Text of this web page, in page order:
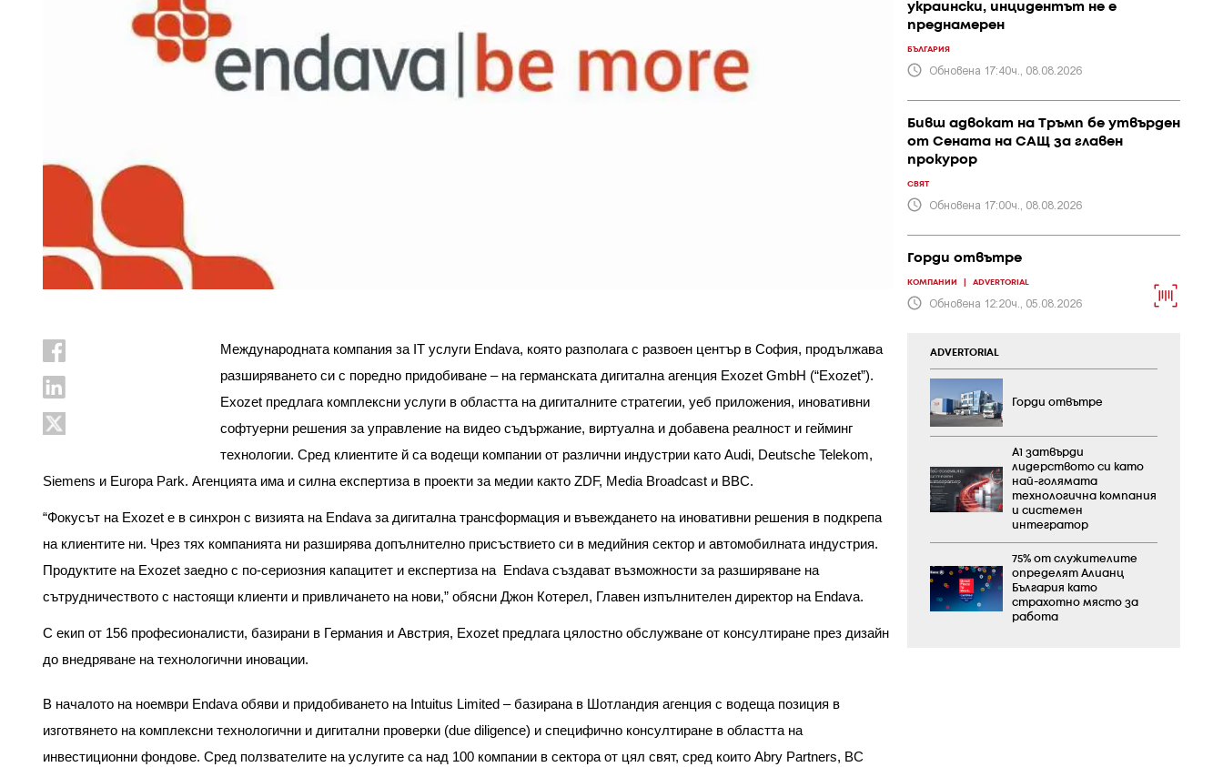
Международната компания за IT услуги Endava, която разполага с развоен център в София, продължава
разширяването си с поредно придобиване – на германската дигитална агенция Exozet GmbH (“Exozet”).
Exozet предлага комплексни услуги в областта на дигиталните стратегии, уеб приложения, иновативни
софтуерни решения за управление на видео съдържание, виртуална и добавена реалност и гейминг
технологии. Сред клиентите й са водещи компании от различни индустрии като Audi, Deutsche Telekom,
Siemens и Europa Park. Агенцията има и силна експертиза в проекти за медии както ZDF, Media Broadcast и BBC.
“Фокусът на Exozet е в синхрон с визията на Endava за дигитална трансформация и въвеждането на иновативни решения в подкрепа
на клиентите ни. Чрез тях компанията ни разширява допълнително присъствието си в медийния сектор и автомобилната индустрия.
Продуктите на Exozet заедно с по-сериозния капацитет и експертиза на Endava създават възможности за разширяване на
сътрудничеството с настоящи клиенти и привличането на нови,” обясни Джон Котерел, Главен изпълнителен директор на Endava.
С екип от 156 професионалисти, базирани в Германия и Австрия, Exozet предлага цялостно обслужване от консултиране през дизайн
до внедряване на технологични иновации.
В началото на ноември Endava обяви и придобиването на Intuitus Limited – базирана в Шотландия агенция с водеща позиция в
изготвянето на комплексни технологични и дигитални проверки (due diligence) и специфично консултиране в областта на
инвестиционни фондове. Сред ползвателите на услугите са над 100 компании в сектора от цял свят, сред които Abry Partners, BC
украински, инцидентът не е
преднамерен
БЪЛГАРИЯ
Обновена 17:40ч., 08.08.2026
Бивш адвокат на Тръмп бе утвърден
от Сената на САЩ за главен
прокурор
СВЯТ
Обновена 17:00ч., 08.08.2026
Горди отвътре
КОМПАНИИ ADVERTORIAL
Обновена 12:20ч., 05.08.2026
ADVERTORIAL
Горди отвътре
А1 затвърди
лидерството си като
най-голямата
технологична компания
и системен
интегратор
75% от служителите
определят Алианц
България като
страхотно място за
работа